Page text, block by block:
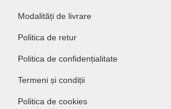
Modalități de livrare
Politica de retur
Politica de confidențialitate
Termeni și condiții
Politica de cookies